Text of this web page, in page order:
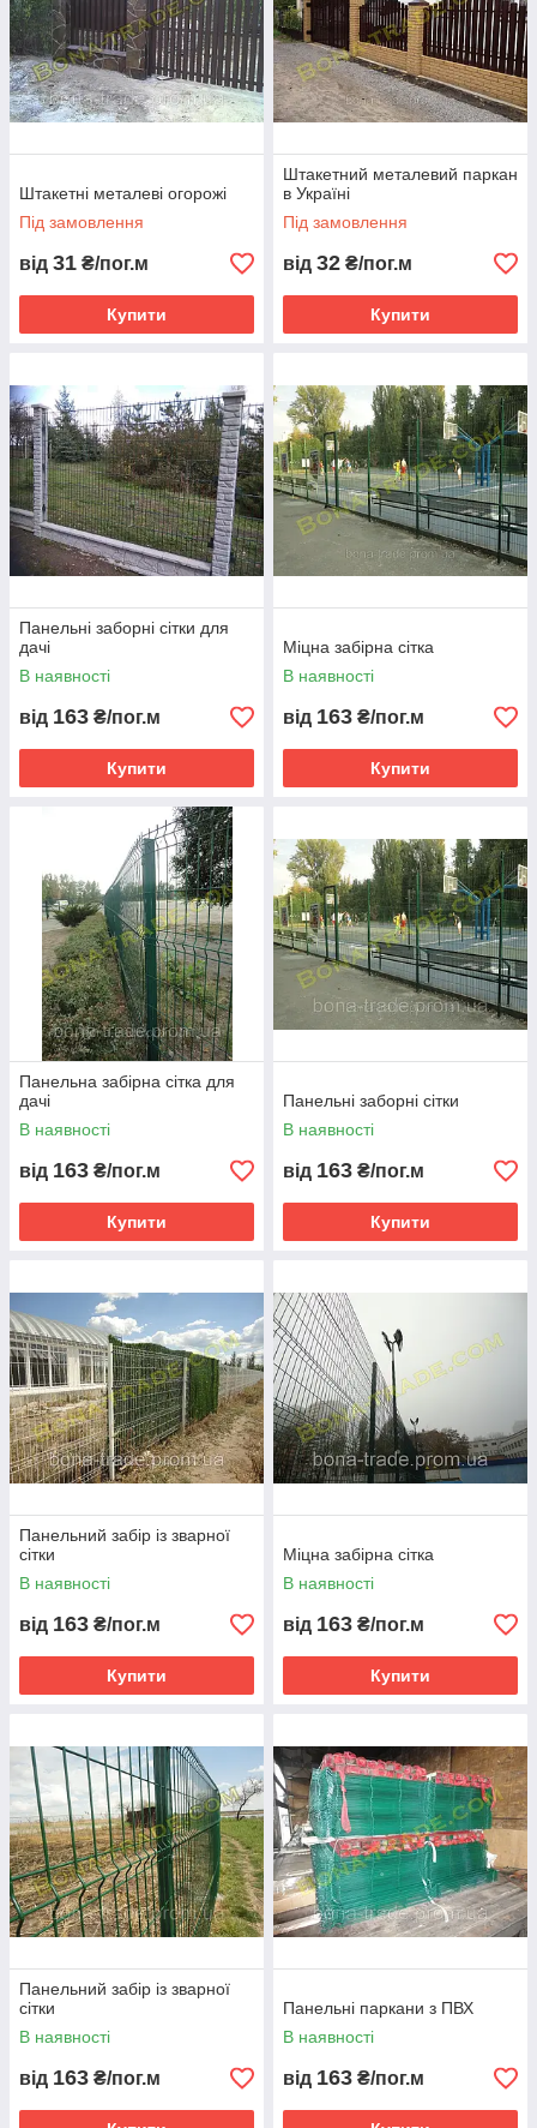
Штакетні металеві огорожі
Під замовлення
від 31 ₴/пог.м
Купити
Штакетний металевий паркан
в Україні
Під замовлення
від 32 ₴/пог.м
Купити
Панельні заборні сітки для
дачі
В наявності
від 163 ₴/пог.м
Купити
Міцна забірна сітка
В наявності
від 163 ₴/пог.м
Купити
Панельна забірна сітка для
дачі
В наявності
від 163 ₴/пог.м
Купити
Панельні заборні сітки
В наявності
від 163 ₴/пог.м
Купити
Панельний забір із зварної
сітки
В наявності
від 163 ₴/пог.м
Купити
Міцна забірна сітка
В наявності
від 163 ₴/пог.м
Купити
Панельний забір із зварної
сітки
В наявності
від 163 ₴/пог.м
Панельні паркани з ПВХ
В наявності
від 163 ₴/пог.м